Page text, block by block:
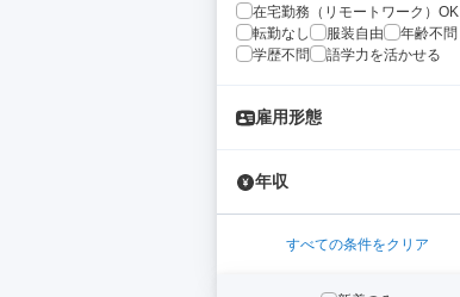
在宅勤務（リモートワーク）OK
転勤なし
服装自由
年齢不問
学歴不問
語学力を活かせる
雇用形態
年収
すべての条件をクリア